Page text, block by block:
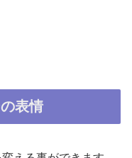
表情